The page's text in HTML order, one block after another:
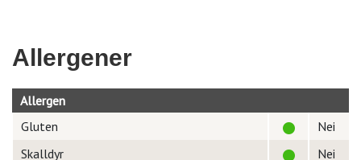
Allergener
Allergen
Gluten
Nei
Skalldyr
Nei